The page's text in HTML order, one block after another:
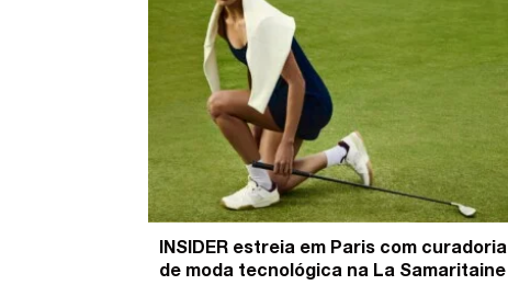
INSIDER estreia em Paris com curadoria
de moda tecnológica na La Samaritaine